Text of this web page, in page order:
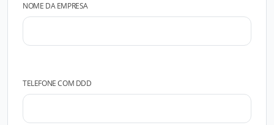
NOME DA EMPRESA
TELEFONE COM DDD